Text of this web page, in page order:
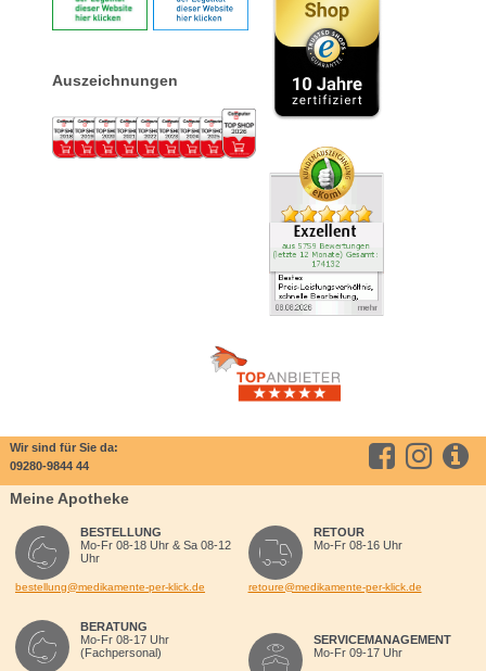
Auszeichnungen
Wir sind für Sie da:
09280-9844 44
Meine Apotheke
BESTELLUNG
Mo-Fr 08-18 Uhr & Sa 08-12
Uhr
bestellung@medikamente-per-klick.de
BERATUNG
Mo-Fr 08-17 Uhr
(Fachpersonal)
RETOUR
Mo-Fr 08-16 Uhr
retoure@medikamente-per-klick.de
SERVICEMANAGEMENT
Mo-Fr 09-17 Uhr